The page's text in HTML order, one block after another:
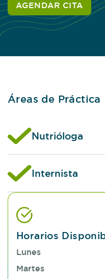
AGENDAR CITA
Áreas de Práctica
Nutrióloga
Internista
Horarios
Lunes
Martes